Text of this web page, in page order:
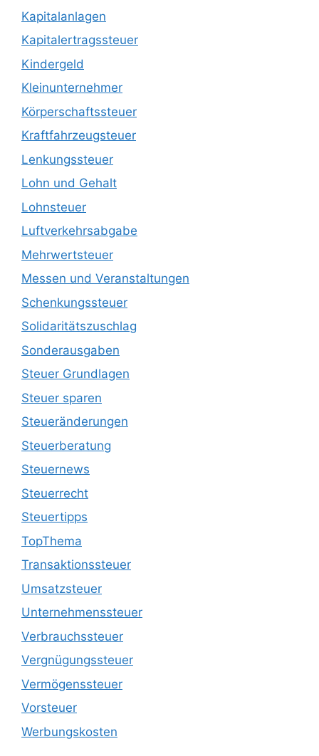
Kapitalanlagen
Kapitalertragssteuer
Kindergeld
Kleinunternehmer
Körperschaftssteuer
Kraftfahrzeugsteuer
Lenkungssteuer
Lohn und Gehalt
Lohnsteuer
Luftverkehrsabgabe
Mehrwertsteuer
Messen und Veranstaltungen
Schenkungssteuer
Solidaritätszuschlag
Sonderausgaben
Steuer Grundlagen
Steuer sparen
Steueränderungen
Steuerberatung
Steuernews
Steuerrecht
Steuertipps
TopThema
Transaktionssteuer
Umsatzsteuer
Unternehmenssteuer
Verbrauchssteuer
Vergnügungssteuer
Vermögenssteuer
Vorsteuer
Werbungskosten